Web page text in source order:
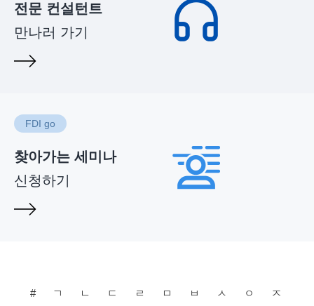
전문 컨설턴트
만나러 가기
FDI go
찾아가는 세미나
신청하기
# ㄱ ㄴ ㄷ ㄹ ㅁ ㅂ ㅅ ㅇ
ㅈ